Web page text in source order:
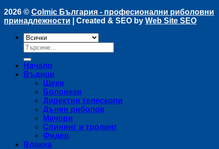
2026 © Colmic България - професионални риболовни
принадлежности | Created & SEO by Web Site SEO
Търсене
за:
Начало
Въдици
Щеки
Болонези
Директни телескопи
Дънен риболов
Мачови
Спининг и тролинг
Фидер
Влакна